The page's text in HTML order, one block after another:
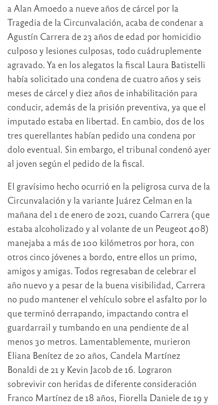
a Alan Amoedo a nueve años de cárcel por la
Tragedia de la Circunvalación, acaba de condenar a
Agustín Carrera de 23 años de edad por homicidio
culposo y lesiones culposas, todo cuádruplemente
agravado. Ya en los alegatos la fiscal Laura Batistelli
había solicitado una condena de cuatro años y seis
meses de cárcel y diez años de inhabilitación para
conducir, además de la prisión preventiva, ya que el
imputado estaba en libertad. En cambio, dos de los
tres querellantes habían pedido una condena por
dolo eventual. Sin embargo, el tribunal condenó ayer
al joven según el pedido de la fiscal.
El gravísimo hecho ocurrió en la peligrosa curva de la
Circunvalación y la variante Juárez Celman en la
mañana del 1 de enero de 2021, cuando Carrera (que
estaba alcoholizado y al volante de un Peugeot 408)
manejaba a más de 100 kilómetros por hora, con
otros cinco jóvenes a bordo, entre ellos un primo,
amigos y amigas. Todos regresaban de celebrar el
año nuevo y a pesar de la buena visibilidad, Carrera
no pudo mantener el vehículo sobre el asfalto por lo
que terminó derrapando, impactando contra el
guardarrail y tumbando en una pendiente de al
menos 30 metros. Lamentablemente, murieron
Eliana Benítez de 20 años, Candela Martínez
Bonaldi de 21 y Kevin Jacob de 16. Lograron
sobrevivir con heridas de diferente consideración
Franco Martínez de 18 años, Fiorella Daniele de 19 y